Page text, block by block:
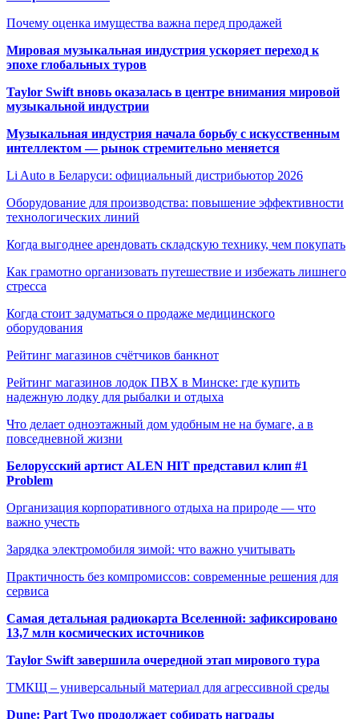
Почему оценка имущества важна перед продажей
Мировая музыкальная индустрия ускоряет переход к
эпохе глобальных туров
Taylor Swift вновь оказалась в центре внимания мировой
музыкальной индустрии
Музыкальная индустрия начала борьбу с искусственным
интеллектом — рынок стремительно меняется
Li Auto в Беларуси: официальный дистрибьютор 2026
Оборудование для производства: повышение эффективности
технологических линий
Когда выгоднее арендовать складскую технику, чем покупать
Как грамотно организовать путешествие и избежать лишнего
стресса
Когда стоит задуматься о продаже медицинского
оборудования
Рейтинг магазинов счётчиков банкнот
Рейтинг магазинов лодок ПВХ в Минске: где купить
надежную лодку для рыбалки и отдыха
Что делает одноэтажный дом удобным не на бумаге, а в
повседневной жизни
Белорусский артист ALEN HIT представил клип #1
Problem
Организация корпоративного отдыха на природе — что
важно учесть
Зарядка электромобиля зимой: что важно учитывать
Практичность без компромиссов: современные решения для
сервиса
Самая детальная радиокарта Вселенной: зафиксировано
13,7 млн космических источников
Taylor Swift завершила очередной этап мирового тура
ТМКЩ – универсальный материал для агрессивной среды
Dune: Part Two продолжает собирать награды